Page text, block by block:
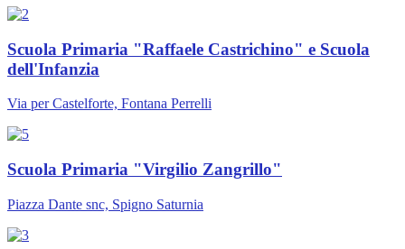
Scuola Primaria "Raffaele Castrichino" e Scuola
dell'Infanzia
Via per Castelforte, Fontana Perrelli
Scuola Primaria "Virgilio Zangrillo"
Piazza Dante snc, Spigno Saturnia